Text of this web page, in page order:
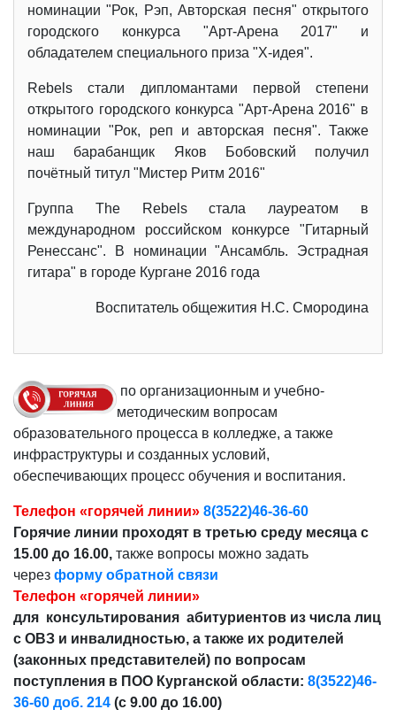
номинации "Рок, Рэп, Авторская песня" открытого
городского конкурса "Арт-Арена 2017" и
обладателем специального приза "X-идея".
Rebels стали дипломантами первой степени
открытого городского конкурса "Арт-Арена 2016" в
номинации "Рок, реп и авторская песня". Также
наш барабанщик Яков Бобовский получил
почётный титул "Мистер Ритм 2016"
Группа The Rebels стала лауреатом в
международном российском конкурсе "Гитарный
Ренессанс". В номинации "Ансамбль. Эстрадная
гитара" в городе Кургане 2016 года
Воспитатель общежития Н.С. Смородина
по организационным и учебно-
методическим вопросам
образовательного процесса в колледже, а также
инфраструктуры и созданных условий,
обеспечивающих процесс обучения и воспитания.
Телефон «горячей линии» 8(3522)46-36-60
Горячие линии проходят в третью среду месяца с
15.00 до 16.00, также вопросы можно задать
через форму обратной связи
Телефон «горячей линии»
для консультирования абитуриентов из числа лиц
с ОВЗ и инвалидностью, а также их родителей
(законных представителей) по вопросам
поступления в ПОО Курганской области: 8(3522)46-
36-60 доб. 214 (с 9.00 до 16.00)